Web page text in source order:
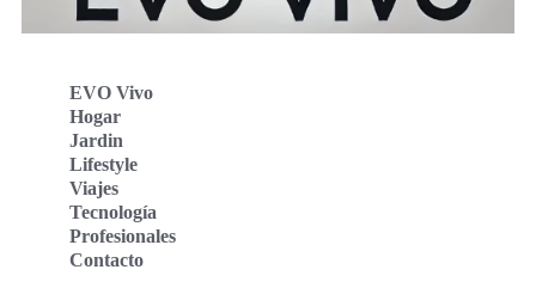
EVO Vivo
Hogar
Jardin
Lifestyle
Viajes
Tecnología
Profesionales
Contacto